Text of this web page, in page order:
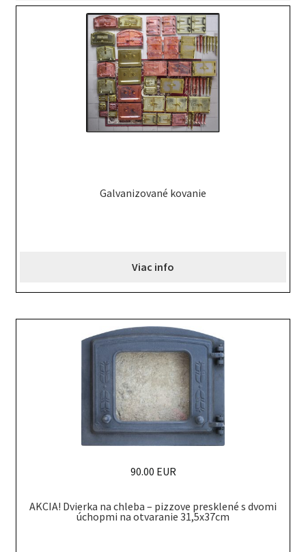
Galvanizované kovanie
Viac info
AKCIA! Dvierka na chleba – pizzove presklené s dvomi
úchopmi na otvaranie 31,5x37cm
90.00 EUR